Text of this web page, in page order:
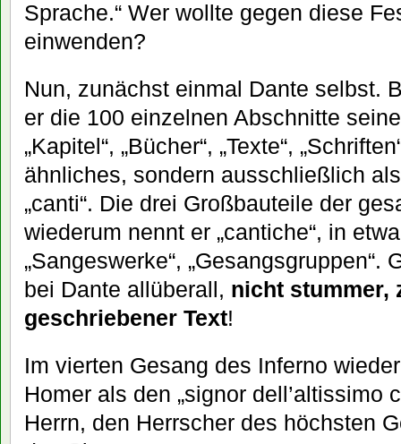
Sprache.“ Wer wollte gegen diese
einwenden?
Nun, zunächst einmal Dante selbst.
er die 100 einzelnen Abschnitte
„Kapitel“, „Bücher“, „Texte“,
ähnliches, sondern ausschließlich
„canti“. Die drei Großbauteile der
wiederum nennt er „cantiche“, in
„Sangeswerke“, „Gesangsgruppen“.
bei Dante allüberall, nicht stummer,
geschriebener Text!
Im vierten Gesang des Inferno
Homer als den „signor dell’altissimo
Herrn, den Herrscher des höchsten